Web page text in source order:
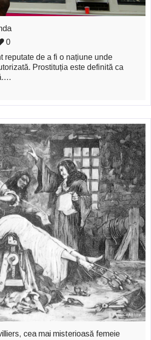
viaţă a
Neumann
oraş
Merlin şi
soţia
ritual de
0
reputate de a fi o națiune unde
Prostituția este definită ca
cea mai misterioasă femeie